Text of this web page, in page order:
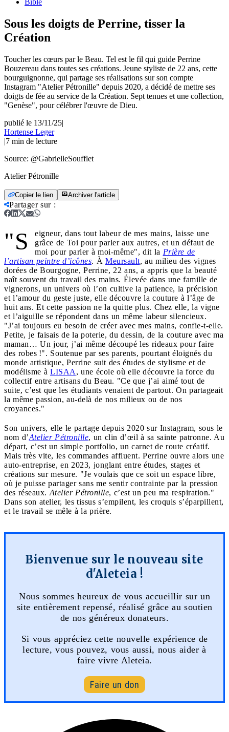
Bible
Sous les doigts de Perrine, tisser la
Création
Toucher les cœurs par le Beau. Tel est le fil qui guide Perrine
Bouzereau dans toutes ses créations. Jeune styliste de 22 ans, cette
bourguignonne, qui partage ses réalisations sur son compte
Instagram "Atelier Pétronille" depuis 2020, a décidé de mettre ses
doigts de fée au service de la Création. Sept tenues et une collection,
"Genèse", pour célébrer l'œuvre de Dieu.
publié le 13/11/25|
Hortense Leger
|7 min de lecture
Source: @GabrielleSoufflet
Atelier Pétronille
Copier le lien Archiver l'article
Partager sur:
"S
eigneur, dans tout labeur de mes mains, laisse une
grâce de Toi pour parler aux autres, et un défaut de
moi pour parler à moi-même", dit la Prière de
l’artisan peintre d’icônes. À Meursault, au milieu des vignes
dorées de Bourgogne, Perrine, 22 ans, a appris que la beauté
naît souvent du travail des mains. Élevée dans une famille de
vignerons, un univers où l’on cultive la patience, la précision
et l’amour du geste juste, elle découvre la couture à l’âge de
huit ans. Et cette passion ne la quitte plus. Chez elle, la vigne
et l’aiguille se répondent dans un même labeur silencieux.
"J’ai toujours eu besoin de créer avec mes mains, confie-t-elle.
Petite, je faisais de la poterie, du dessin, de la couture avec ma
maman… Un jour, j’ai même découpé les rideaux pour faire
des robes !". Soutenue par ses parents, pourtant éloignés du
monde artistique, Perrine suit des études de stylisme et de
modélisme à LISAA , une école où elle découvre la force du
collectif entre artisans du Beau. "Ce que j’ai aimé tout de
suite, c’est que les étudiants venaient de partout. On partageait
la même passion, au-delà de nos milieux ou de nos
croyances."
Son univers, elle le partage depuis 2020 sur Instagram, sous le
nom d’Atelier Pétronille, un clin d’œil à sa sainte patronne. Au
départ, c’est un simple portfolio, un carnet de route créatif.
Mais très vite, les commandes affluent. Perrine ouvre alors une
auto-entreprise, en 2023, jonglant entre études, stages et
créations sur mesure. "Je voulais que ce soit un espace libre,
où je puisse partager sans me sentir contrainte par la pression
des réseaux. Atelier Pétronille, c’est un peu ma respiration."
Dans son atelier, les tissus s’empilent, les croquis s’éparpillent,
et le travail se mêle à la prière.
Bienvenue sur le nouveau site
d'Aleteia !
Nous sommes heureux de vous accueillir sur un
site entièrement repensé, réalisé grâce au soutien
de nos généreux donateurs.
Si vous appréciez cette nouvelle expérience de
lecture, vous pouvez, vous aussi, nous aider à
faire vivre Aleteia.
Faire un don